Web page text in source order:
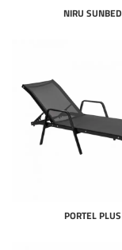
NIRU SUNBED
PORTEL PLUS